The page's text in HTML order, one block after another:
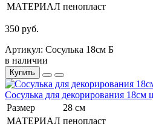
МАТЕРИАЛ пенопласт
350 руб.
Артикул: Сосулька 18см Б
в наличии
Купить
Сосулька для декорирования 18см
Размер
28 см
МАТЕРИАЛ пенопласт